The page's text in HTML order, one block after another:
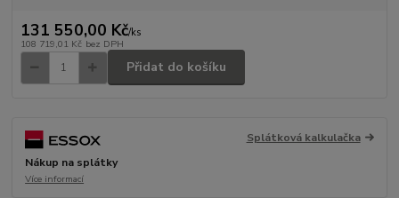
131 550,00 Kč/ks
108 719,01 Kč bez DPH
Přidat do košíku
Splátková kalkulačka
Nákup na splátky
Více informací